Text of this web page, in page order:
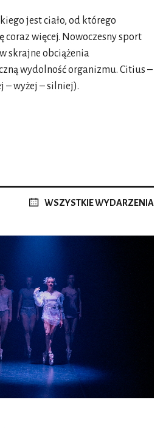
jest ciało, od którego
coraz więcej. Nowoczesny sport
skrajne obciążenia
wydolność organizmu. Citius –
– wyżej – silniej).
WSZYSTKIE WYDARZENIA